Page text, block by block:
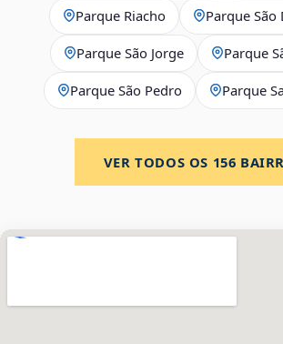
Parque Riacho Parque
Parque São Jorge Parque
Parque São Pedro Parque
VER TODOS OS 156